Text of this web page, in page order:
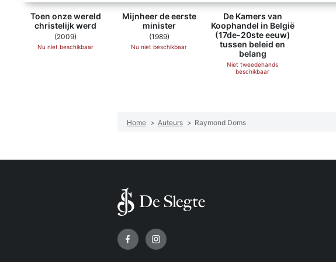
Toen onze wereld
christelijk werd
(2009)
Nu niet beschikbaar
Mijnheer de eerste
minister
(1989)
Nu niet beschikbaar
De Kamers van
Koophandel in België
(17de-20ste eeuw)
tussen beleid en
belang
Niet tweedehands
beschikbaar
Home > Auteurs > Raymond Doms
Volg ons op